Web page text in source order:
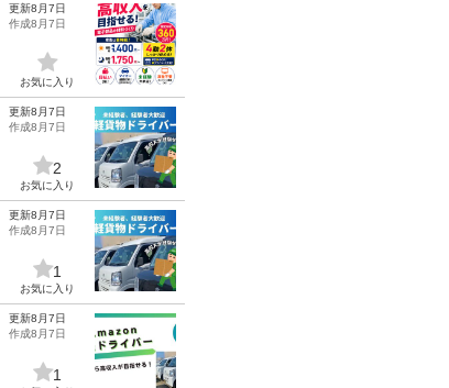
更新8月7日
作成8月7日
お気に入り
更新8月7日
作成8月7日
2
お気に入り
更新8月7日
作成8月7日
1
お気に入り
更新8月7日
作成8月7日
1